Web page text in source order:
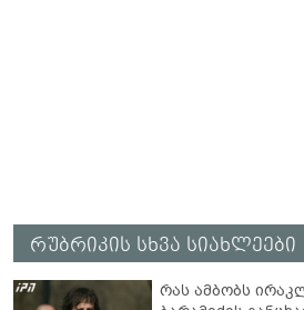
რუბრიკის სხვა სიახლეები
რას ამბობს